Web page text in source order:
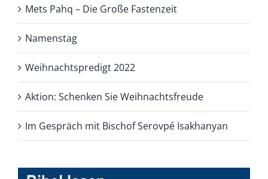
Mets Pahq – Die Große Fastenzeit
Namenstag
Weihnachtspredigt 2022
Aktion: Schenken Sie Weihnachtsfreude
Im Gespräch mit Bischof Serovpé Isakhanyan